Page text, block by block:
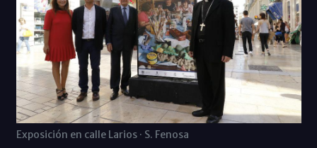
Exposición en calle Larios · S. Fenosa